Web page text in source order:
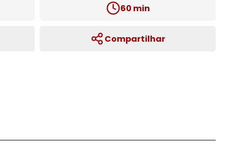
60 min
Compartilhar